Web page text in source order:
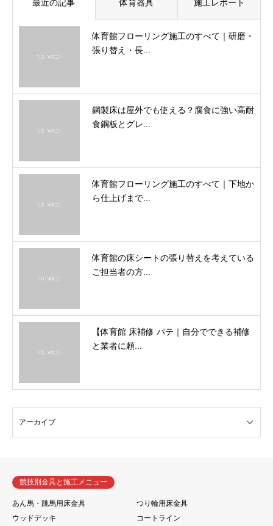
最近の記事 体育器具 施工レポート
体育館フローリング施工のすべて｜研磨・
張り替え・長...
鋼製床は屋外でも使える？腐食に強い高耐
食鋼板とグレ...
体育館フローリング施工のすべて｜下地か
ら仕上げまで...
体育館の床シートの張り替えを考えている
ご担当者の方...
【体育館 床補修 パテ｜自分でできる補修
と業者に頼...
競技別金具と施工メニュー
あん馬・跳馬用床金具
つり輪用床金具
ウッドデッキ
コートライン